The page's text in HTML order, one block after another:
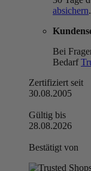
absichern.
Bei
Bedarf
Zertifiziert seit
30.08.2005
Gültig bis
28.08.2026
Bestätigt von